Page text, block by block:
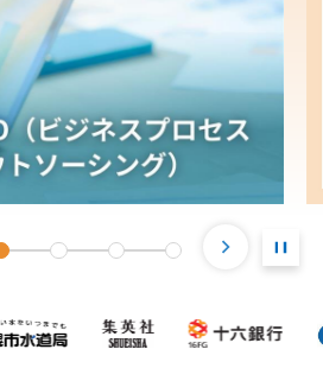
へ戻る 次のスラ